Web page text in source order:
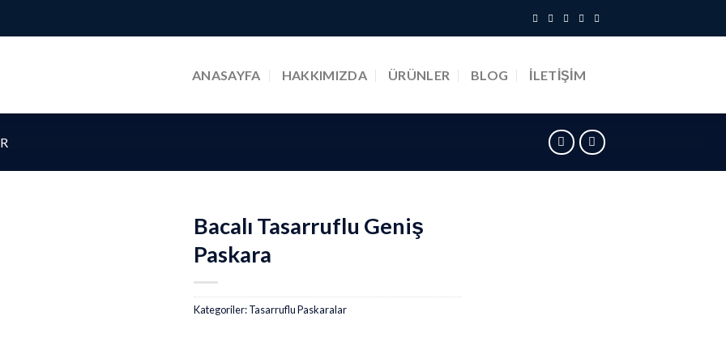
ANASAYFA HAKKIMIZDA ÜRÜNLER BLOG İLETIŞIM
Bacalı Tasarruflu Geniş
Paskara
Kategoriler:Tasarruflu Paskaralar